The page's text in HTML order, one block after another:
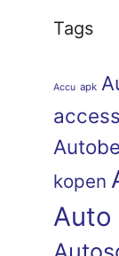
Tags
Accu apk
kopen
Auto